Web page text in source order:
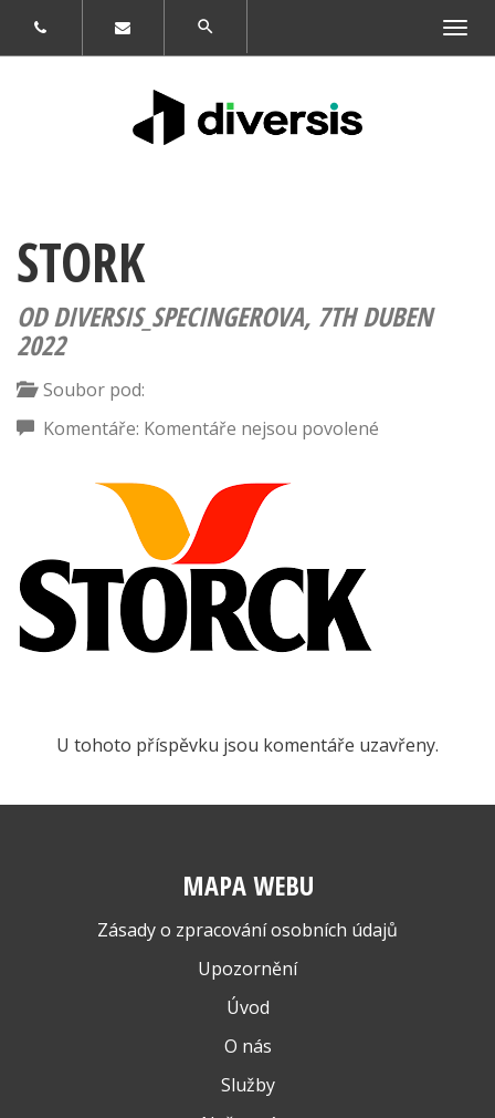
navigaci
STORK
OD DIVERSIS_SPECINGEROVA, 7TH DUBEN
2022
Soubor pod:
Komentáře: Komentáře nejsou povolené
U tohoto příspěvku jsou komentáře uzavřeny.
MAPA WEBU
Zásady o zpracování osobních údajů
Upozornění
Úvod
O nás
Služby